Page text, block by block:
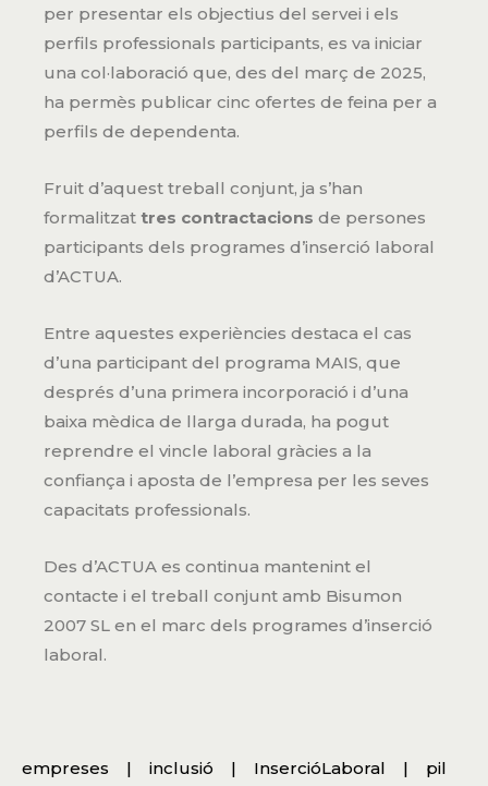
per presentar els objectius del servei i els
perfils professionals participants, es va iniciar
una col·laboració que, des del març de 2025,
ha permès publicar cinc ofertes de feina per a
perfils de dependenta.
Fruit d’aquest treball conjunt, ja s’han
formalitzat tres contractacions de persones
participants dels programes d’inserció laboral
d’ACTUA.
Entre aquestes experiències destaca el cas
d’una participant del programa MAIS, que
després d’una primera incorporació i d’una
baixa mèdica de llarga durada, ha pogut
reprendre el vincle laboral gràcies a la
confiança i aposta de l’empresa per les seves
capacitats professionals.
Des d’ACTUA es continua mantenint el
contacte i el treball conjunt amb Bisumon
2007 SL en el marc dels programes d’inserció
laboral.
empreses inclusió InsercióLaboral pil